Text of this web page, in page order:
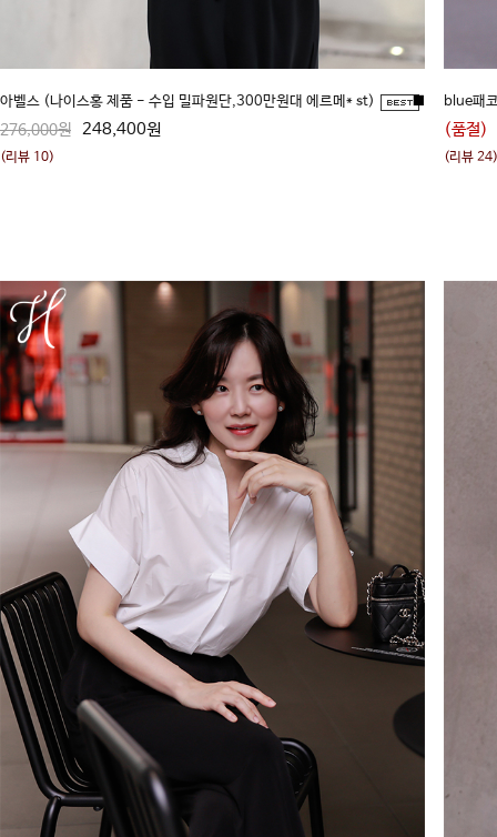
아벨스 (나이스홍 제품 - 수입 밀파원단,300만원대 에르메* st)
276,000원 248,400원
■
(리뷰 10)
blue패
(품절)
(리뷰 24)